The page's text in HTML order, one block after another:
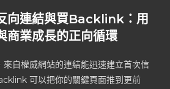
向連結與買Backlink：用
商業成長的正向循環
來自權威網站的連結能迅速建立首次信
可以把你的關鍵頁面推到更前